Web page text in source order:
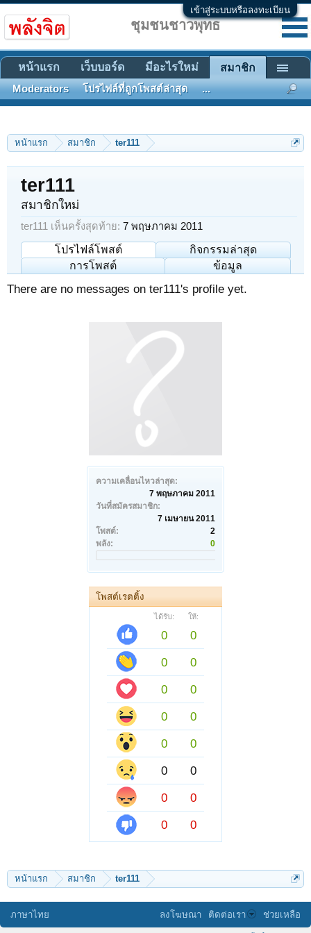
เข้าสู่ระบบหรือลงทะเบียน
หน้าแรก สมาชิก ter111
ความเคลื่อนไหวล่าสุด:
7 พฤษภาคม 2011
วันที่สมัครสมาชิก:
7 เมษายน 2011
โพสต์:
2
พลัง:
0
โพสต์เรตติ้ง
ได้รับ: ให้:
0
0
0
0
0
0
0
0
0
0
0
0
0
0
0
0
ter111
สมาชิกใหม่
ter111 เห็นครั้งสุดท้าย: 7 พฤษภาคม 2011
โปรไฟล์โพสต์
กิจกรรมล่าสุด
การโพสต์
ข้อมูล
There are no messages on ter111's profile yet.
หน้าแรก สมาชิก ter111
ชุมชนชาวพุทธ
หน้าแรก เว็บบอร์ด มีอะไรใหม่ สมาชิก
Moderators โปรไฟล์ที่ถูกโพสต์ล่าสุด ...
ภาษาไทย ลงโฆษณา ติดต่อเรา ช่วยเหลือ